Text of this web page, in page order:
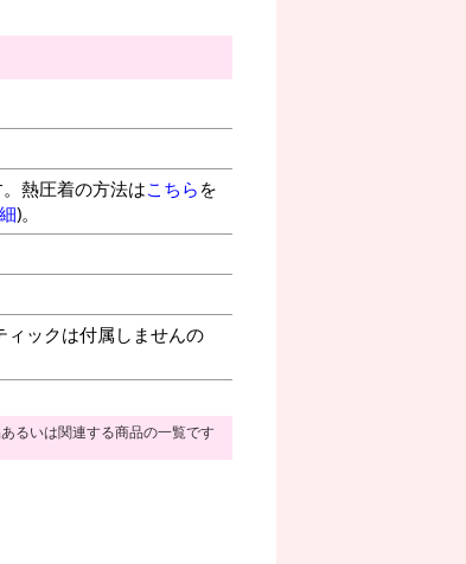
熱圧着の方法はこちら を
)。
ックは付属しませんの
るいは関連する商品の一覧です